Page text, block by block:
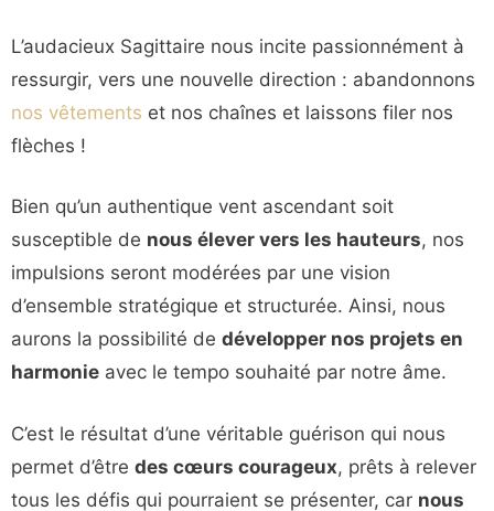
L’audacieux Sagittaire nous incite passionnément à
ressurgir, vers une nouvelle direction : abandonnons
nos vêtements et nos chaînes et laissons filer nos
flèches !
Bien qu’un authentique vent ascendant soit
susceptible de nous élever vers les hauteurs, nos
impulsions seront modérées par une vision
d’ensemble stratégique et structurée. Ainsi, nous
aurons la possibilité de développer nos projets en
harmonie avec le tempo souhaité par notre âme.
C’est le résultat d’une véritable guérison qui nous
permet d’être des cœurs courageux, prêts à relever
tous les défis qui pourraient se présenter, car nous